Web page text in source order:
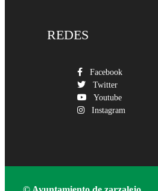
REDES
Facebook
Twitter
Youtube
Instagram